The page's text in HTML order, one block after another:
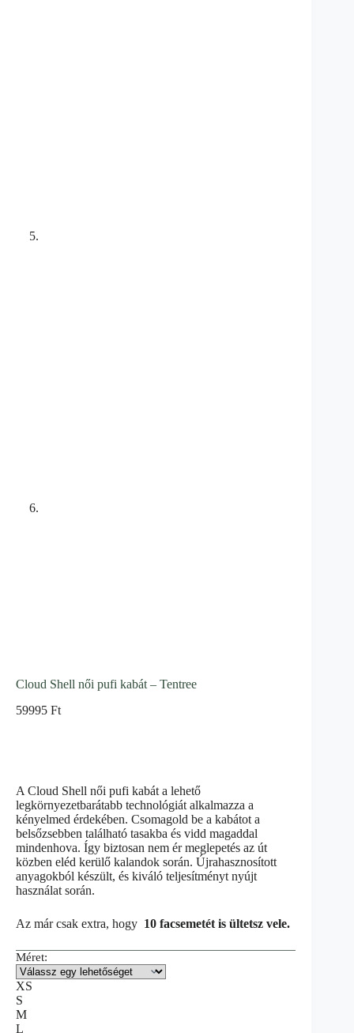
Cloud Shell női pufi kabát – Tentree
59995 Ft
A Cloud Shell női pufi kabát a lehető
legkörnyezetbarátabb technológiát alkalmazza a
kényelmed érdekében. Csomagold be a kabátot a
belsőzsebben található tasakba és vidd magaddal
mindenhova. Így biztosan nem ér meglepetés az út
közben eléd kerülő kalandok során. Újrahasznosított
anyagokból készült, és kiváló teljesítményt nyújt
használat során.
Az már csak extra, hogy 10 facsemetét is ültetsz vele.
Méret:
XS
S
M
L